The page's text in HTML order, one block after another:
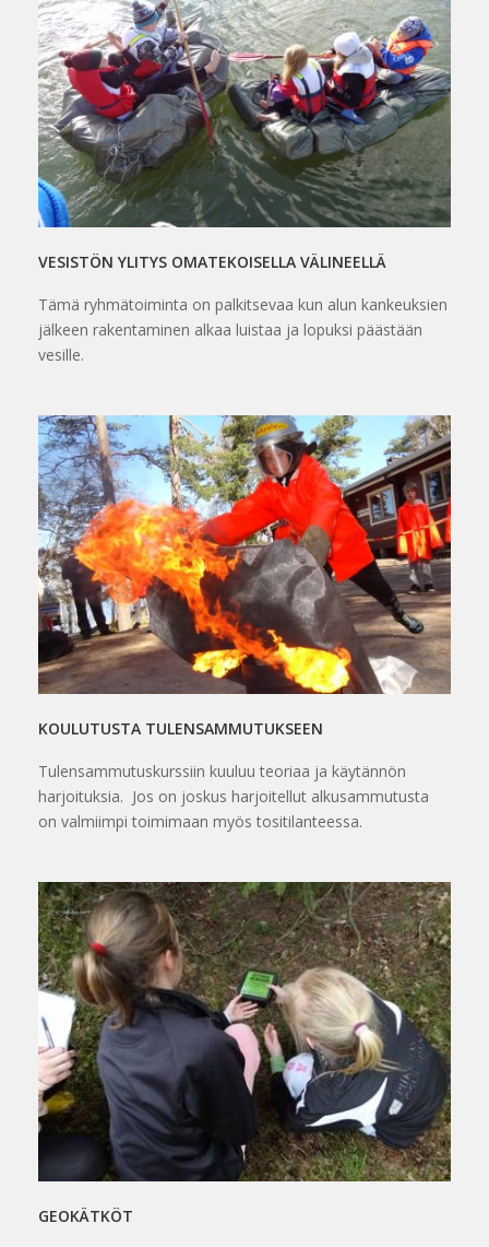
VESISTÖN YLITYS OMATEKOISELLA VÄLINEELLÄ
Tämä ryhmätoiminta on palkitsevaa kun alun kankeuksien
jälkeen rakentaminen alkaa luistaa ja lopuksi päästään
vesille.
KOULUTUSTA TULENSAMMUTUKSEEN
Tulensammutuskurssiin kuuluu teoriaa ja käytännön
harjoituksia. Jos on joskus harjoitellut alkusammutusta
on valmiimpi toimimaan myös tositilanteessa.
GEOKÄTKÖT